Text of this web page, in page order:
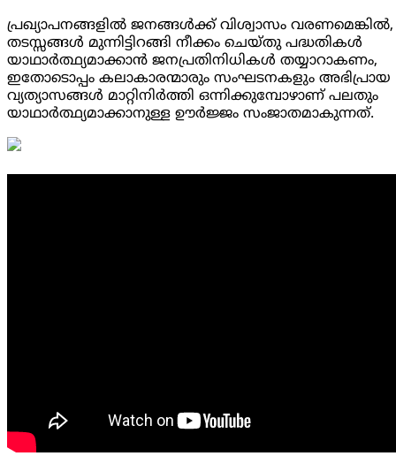
പ്രഖ്യാപനങ്ങളിൽ ജനങ്ങൾക്ക് വിശ്വാസം വരണമെങ്കിൽ,
തടസ്സങ്ങൾ മുന്നിട്ടിറങ്ങി നീക്കം ചെയ്തു പദ്ധതികൾ
യാഥാർത്ഥ്യമാക്കാൻ ജനപ്രതിനിധികൾ തയ്യാറാകണം,
ഇതോടൊപ്പം കലാകാരന്മാരും സംഘടനകളും അഭിപ്രായ
വ്യത്യാസങ്ങൾ മാറ്റിനിർത്തി ഒന്നിക്കുമ്പോഴാണ് പലതും
യാഥാർത്ഥ്യമാക്കാനുള്ള ഊർജ്ജം സംജാതമാകുന്നത്.